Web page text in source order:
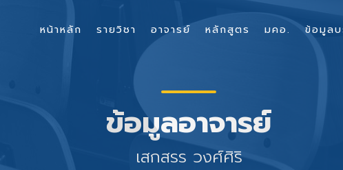
ข้อมูลอาจารย์
เสกสรร วงศ์ศิริ
หน้าหลัก รายวิชา อาจารย์ หลักสูตร มคอ. ข้อมูล